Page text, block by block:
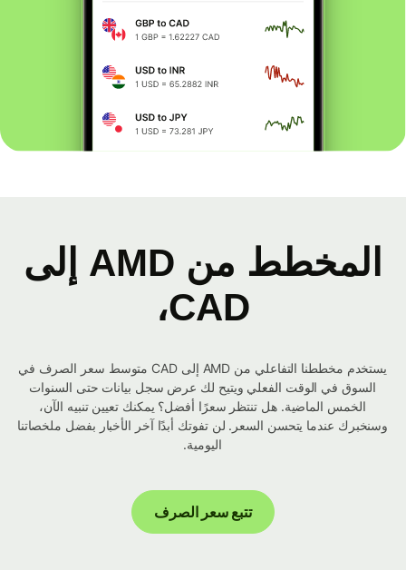
المخطط من AMD إلى
CAD،
يستخدم مخططنا التفاعلي من AMD إلى CAD متوسط ​​سعر الصرف في
السوق في الوقت الفعلي ويتيح لك عرض سجل بيانات حتى السنوات
الخمس الماضية. هل تنتظر سعرًا أفضل؟ يمكنك تعيين تنبيه الآن،
وسنخبرك عندما يتحسن السعر. لن تفوتك أبدًا آخر الأخبار بفضل ملخصاتنا
اليومية.
تتبع سعر الصرف